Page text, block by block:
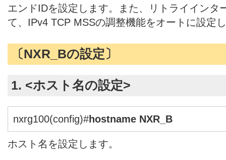
エンドIDを設定します。また、リトライインタ
て、IPv4 TCP MSSの調整機能をオートに設定
〔NXR_Bの設定〕
1. <ホスト名の設定>
nxrg100(config)#hostname NXR_B
ホスト名を設定します。